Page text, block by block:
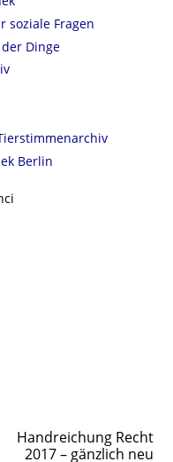
soziale Fragen
Dinge
Berlin
Handreichung Recht
2017 – gänzlich neu